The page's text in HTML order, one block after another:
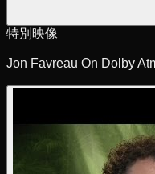
特別映像
Jon Favreau On Dolby